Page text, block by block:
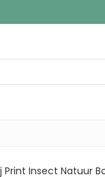
Print Insect Natuur